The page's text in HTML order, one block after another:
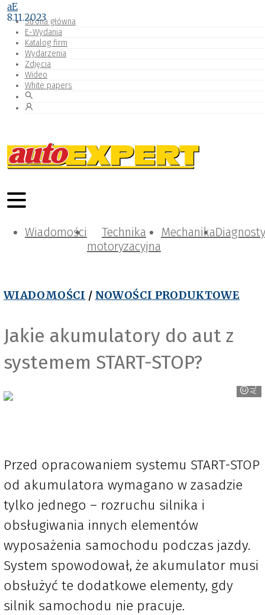
Strona główna
E-Wydania
Katalog firm
Wydarzenia
Zdjęcia
Wideo
White papers
Wiadomości
Technika
motoryzacyjna
Mechanika
WIADOMOŚCI / NOWOŚCI PRODUKTOWE
Jakie akumulatory do aut z
systemem START-STOP?
AUTOPART
aE
8.11.2023
Przed opracowaniem systemu START-STOP
od akumulatora wymagano w zasadzie
tylko jednego – rozruchu silnika i
obsługiwania innych elementów
wyposażenia samochodu podczas jazdy.
System spowodował, że akumulator musi
obsłużyć te dodatkowe elementy, gdy
silnik samochodu nie pracuje.